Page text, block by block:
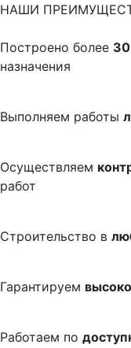
НАШИ
Построено более
назначения
Выполняем работы
Осуществляем
работ
Строительство в
Гарантируем
Работаем по